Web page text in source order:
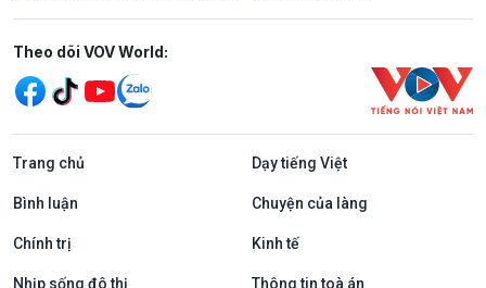
Mạng xã hội
Theo dõi VOV World:
Trang chủ Dạy tiếng Việt
Bình luận Chuyện của làng
Chính trị Kinh tế
Nhịp sống đô thị Thông tin toà án